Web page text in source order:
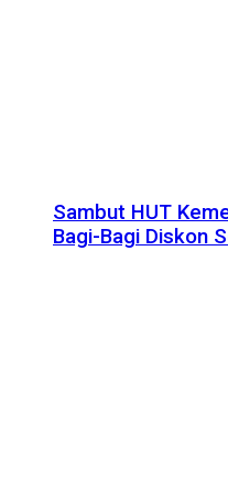
Sambut HUT
Bagi-Bagi Diskon